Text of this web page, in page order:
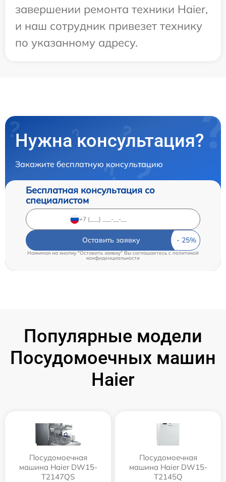
завершении ремонта техники Haier,
и наш сотрудник привезет технику
по указанному адресу.
Нужна консультация?
Закажите бесплатную консультацию
Бесплатная консультация со
специалистом
Оставить заявку
Нажимая на кнопку "Оставить заявку" Вы соглашаетесь cполитикой
конфиденциальности
Популярные модели
Посудомоечных машин
Haier
Посудомоечная
машина Haier DW15-
T2147QS
Посудомоечная
машина Haier DW15-
T2145Q